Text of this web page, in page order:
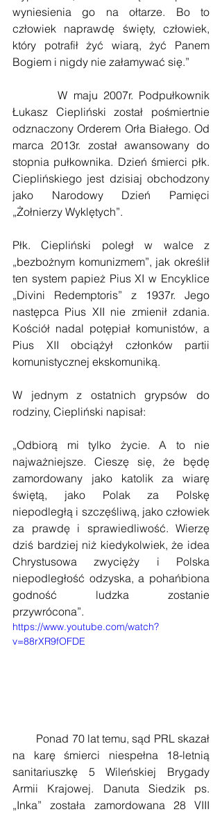
wyniesienia go na ołtarze. Bo to
człowiek naprawdę święty, człowiek,
który potrafił żyć wiarą, żyć Panem
Bogiem i nigdy nie załamywać się.”
        W maju 2007r. Podpułkownik
Łukasz Ciepliński został pośmiertnie
odznaczony Orderem Orła Białego. Od
marca 2013r. został awansowany do
stopnia pułkownika. Dzień śmierci płk.
Cieplińskiego jest dzisiaj obchodzony
jako Narodowy Dzień Pamięci
„Żołnierzy Wyklętych”.
Płk. Ciepliński poległ w walce z
„bezbożnym komunizmem”, jak określił
ten system papież Pius XI w Encyklice
„Divini Redemptoris” z 1937r. Jego
następca Pius XII nie zmienił zdania.
Kościół nadal potępiał komunistów, a
Pius XII obciążył członków partii
komunistycznej ekskomuniką.
W jednym z ostatnich grypsów do
rodziny, Ciepliński napisał:
„Odbiorą mi tylko życie. A to nie
najważniejsze. Cieszę się, że będę
zamordowany jako katolik za wiarę
świętą, jako Polak za Polskę
niepodległą i szczęśliwą, jako człowiek
za prawdę i sprawiedliwość. Wierzę
dziś bardziej niż kiedykolwiek, że idea
Chrystusowa zwycięży i Polska
niepodległość odzyska, a pohańbiona
godność ludzka zostanie
przywrócona”.
https://www.youtube.com/watch?
v=88rXR9fOFDE
na karę śmierci niespełna 18-letnią
sanitariuszkę 5 Wileńskiej Brygady
Armii Krajowej. Danuta Siedzik ps.
„Inka” została zamordowana 28 VIII